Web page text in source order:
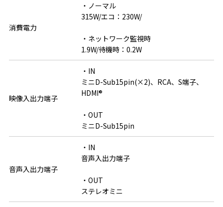
消費電力
・ノーマル
315W/エコ：230W/
・ネットワーク監視時
1.9W/待機時：0.2W
映像入出力端子
・IN
ミニD-Sub15pin(×2)、RCA、S端子、
HDMI®
・OUT
ミニD-Sub15pin
音声入出力端子
・IN
音声入出力端子
・OUT
ステレオミニ